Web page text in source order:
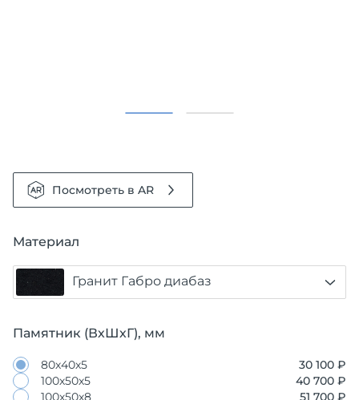
Посмотреть в AR
Материал
Гранит Габро диабаз
Памятник (ВхШхГ), мм
80х40х5
30 100 ₽
100х50х5
40 700 ₽
100х50х8
51 700 ₽